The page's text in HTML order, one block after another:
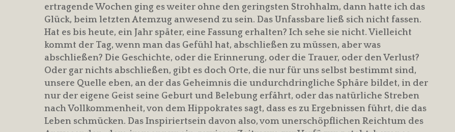
ertragende Wochen ging es weiter ohne den geringsten Strohhalm, dann hatte ich das
Glück, beim letzten Atemzug anwesend zu sein. Das Unfassbare ließ sich nicht fassen.
Hat es bis heute, ein Jahr später, eine Fassung erhalten? Ich sehe sie nicht. Vielleicht
kommt der Tag, wenn man das Gefühl hat, abschließen zu müssen, aber was
abschließen? Die Geschichte, oder die Erinnerung, oder die Trauer, oder den Verlust?
Oder gar nichts abschließen, gibt es doch Orte, die nur für uns selbst bestimmt sind,
unsere Quelle eben, an der das Geheimnis die undurchdringliche Sphäre bildet, in der
nur der eigene Geist seine Geburt und Belebung erfährt, oder das natürliche Streben
nach Vollkommenheit, von dem Hippokrates sagt, dass es zu Ergebnissen führt, die das
Leben schmücken. Das Inspiriertsein davon also, vom unerschöpflichen Reichtum des